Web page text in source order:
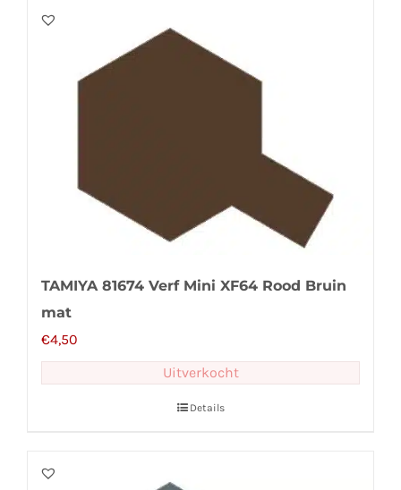
TAMIYA 81674 Verf Mini XF64 Rood Bruin
mat
€4,50
Uitverkocht
Details